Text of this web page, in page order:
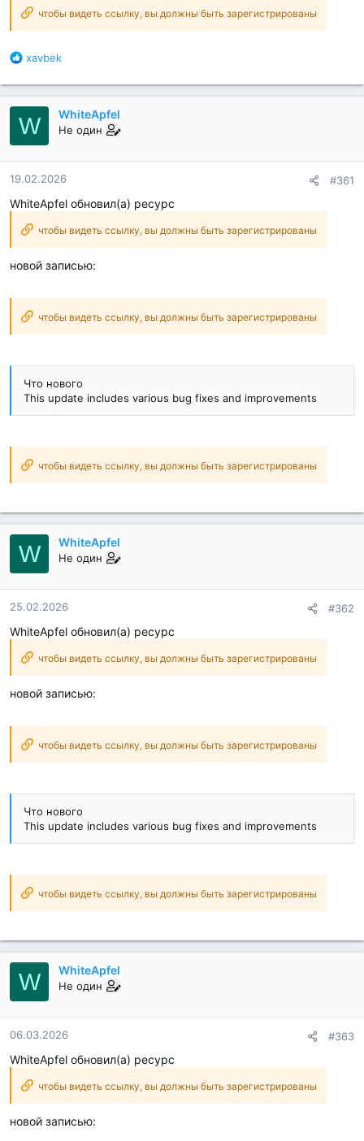
чтобы видеть ссылку, вы должны быть зарегистрированы
Б
а
г
о
д
а
р
н
с
и
:
xavbek
W WhiteApfel
Не один
19.02.2026 #361
WhiteApfel обновил(а) ресурс
чтобы видеть ссылку, вы должны быть зарегистрированы
новой записью:
чтобы видеть ссылку, вы должны быть зарегистрированы
Что нового
This update includes various bug fixes and improvements
чтобы видеть ссылку, вы должны быть зарегистрированы
W WhiteApfel
Не один
25.02.2026 #362
WhiteApfel обновил(а) ресурс
чтобы видеть ссылку, вы должны быть зарегистрированы
новой записью:
чтобы видеть ссылку, вы должны быть зарегистрированы
Что нового
This update includes various bug fixes and improvements
чтобы видеть ссылку, вы должны быть зарегистрированы
W WhiteApfel
Не один
06.03.2026 #363
WhiteApfel обновил(а) ресурс
чтобы видеть ссылку, вы должны быть зарегистрированы
новой записью: